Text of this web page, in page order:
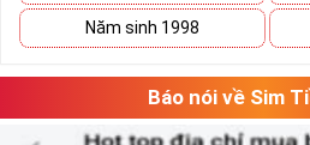
Năm sinh 1998
Báo nói về Sim